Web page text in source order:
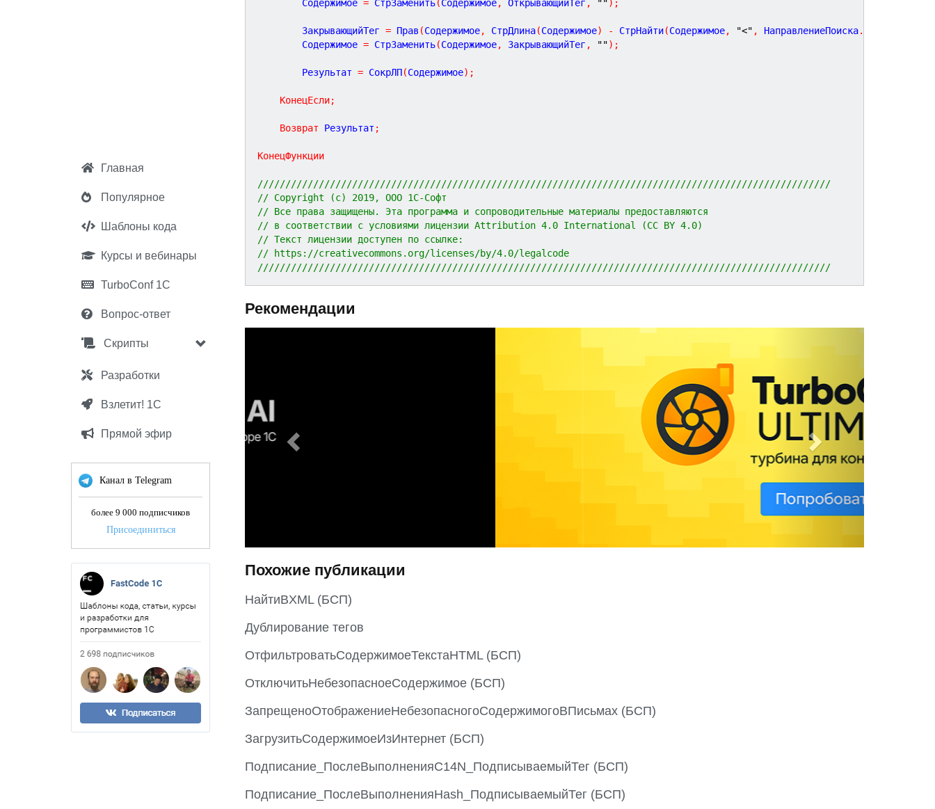
Главная
Популярное
Шаблоны кода
Курсы и вебинары
TurboConf 1С
Вопрос-ответ
Скрипты
Разработки
Взлетит! 1С
Прямой эфир
Канал в Telegram
более 9 000 подписчиков
Присоединиться
		Содержимое
= СтрЗаменить(Содержимое, ОткрывающийТег , "") ;
		ЗакрывающийТег
= Прав (Содержимое, СтрДлина(Содержимое) - СтрНайти(Содержимое, "<" , НаправлениеПоиска.
		Содержимое
= СтрЗаменить(Содержимое, ЗакрывающийТег , "") ;
		Результат
= СокрЛП(Содержимое) ;
КонецЕсли;
Возврат Результат ;
КонецФункции
///////////////////////////////////////////////////////////////////////////////////////////////////////
// Copyright (c) 2019, ООО 1С-Софт
// Все права защищены. Эта программа и сопроводительные материалы предоставляются
// в соответствии с условиями лицензии Attribution 4.0 International (CC BY 4.0)
// Текст лицензии доступен по ссылке:
// https://creativecommons.org/licenses/by/4.0/legalcode
///////////////////////////////////////////////////////////////////////////////////////////////////////
Рекомендации
o
u
x
t
Похожие публикации
НайтиВXML (БСП)
Дублирование тегов
ОтфильтроватьСодержимоеТекстаHTML (БСП)
ОтключитьНебезопасноеСодержимое (БСП)
ЗапрещеноОтображениеНебезопасногоСодержимогоВПисьмах (БСП)
ЗагрузитьСодержимоеИзИнтернет (БСП)
Подписание_ПослеВыполненияC14N_ПодписываемыйТег (БСП)
Подписание_ПослеВыполненияHash_ПодписываемыйТег (БСП)